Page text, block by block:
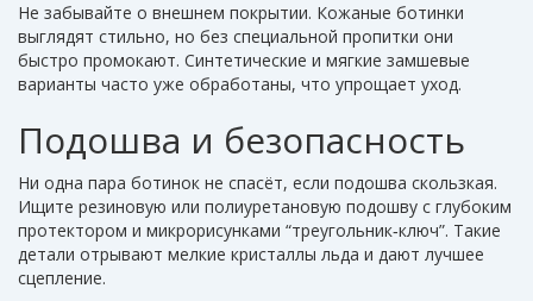
Не забывайте о внешнем покрытии. Кожаные ботинки
выглядят стильно, но без специальной пропитки они
быстро промокают. Синтетические и мягкие замшевые
варианты часто уже обработаны, что упрощает уход.
Подошва и безопасность
Ни одна пара ботинок не спасёт, если подошва скользкая.
Ищите резиновую или полиуретановую подошву с глубоким
протектором и микрорисунками “треугольник‑ключ”. Такие
детали отрывают мелкие кристаллы льда и дают лучшее
сцепление.